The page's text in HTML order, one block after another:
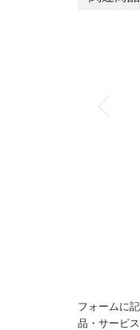
フォームに
品・サービ